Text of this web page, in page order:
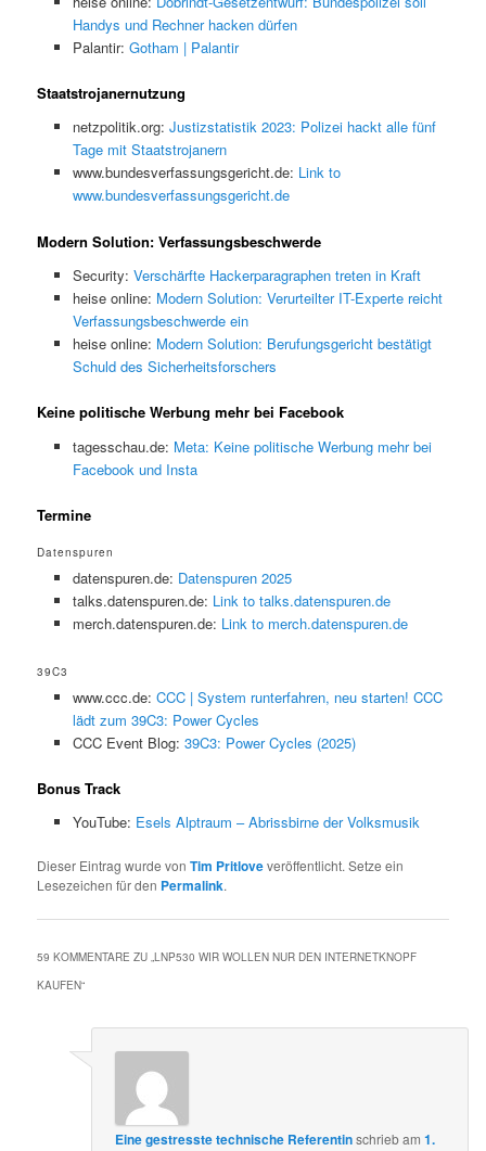
Handys und Rechner hacken dürfen
Palantir: Gotham | Palantir
Staatstrojanernutzung
netzpolitik.org: Justizstatistik 2023: Polizei hackt alle fünf
Tage mit Staatstrojanern
www.bundesverfassungsgericht.de: Link to
www.bundesverfassungsgericht.de
Modern Solution: Verfassungsbeschwerde
Security: Verschärfte Hackerparagraphen treten in Kraft
heise online: Modern Solution: Verurteilter IT-Experte reicht
Verfassungsbeschwerde ein
heise online: Modern Solution: Berufungsgericht bestätigt
Schuld des Sicherheitsforschers
Keine politische Werbung mehr bei Facebook
tagesschau.de: Meta: Keine politische Werbung mehr bei
Facebook und Insta
Termine
Datenspuren
datenspuren.de: Datenspuren 2025
talks.datenspuren.de: Link to talks.datenspuren.de
merch.datenspuren.de: Link to merch.datenspuren.de
39C3
www.ccc.de: CCC | System runterfahren, neu starten! CCC
lädt zum 39C3: Power Cycles
CCC Event Blog: 39C3: Power Cycles (2025)
Bonus Track
YouTube: Esels Alptraum – Abrissbirne der Volksmusik
Dieser Eintrag wurde vonTim Pritloveveröffentlicht. Setze ein
Lesezeichen für den Permalink.
59 KOMMENTARE ZU „LNP530 WIR WOLLEN NUR DEN INTERNETKNOPF
KAUFEN“
Eine gestresste technische Referentinschriebam1.